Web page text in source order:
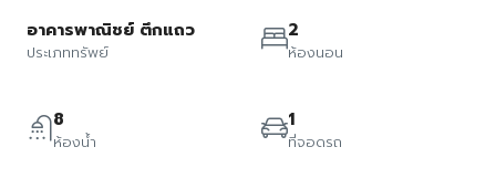
อาคารพาณิชย์ ตึกแถว
ประเภททรัพย์
2
ห้องนอน
8
ห้องน้ำ
1
ที่จอดรถ